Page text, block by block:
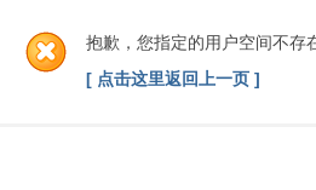
抱歉，您指定的用户空间不存
[ 点击这里返回上一页 ]